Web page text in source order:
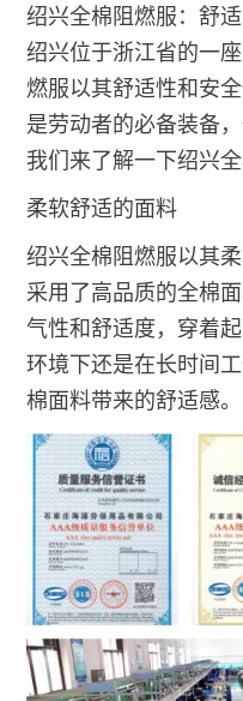
绍兴全棉阻燃服：舒
绍兴位于浙江省的一
燃服以其舒适性和安
是劳动者的必备装备
我们来了解一下绍兴
柔软舒适的面料
绍兴全棉阻燃服以其
采用了高品质的全棉
气性和舒适度，穿着
环境下还是在长时间
棉面料带来的舒适感。